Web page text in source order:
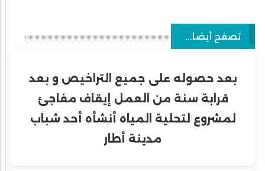
تصفح أيضا...
بعد حصوله على جميع التراخيص و بعد
قرابة سنة من العمل إيقاف مفاجئ
لمشروع لتحلية المياه أنشأه أحد شباب
مدينة أطار